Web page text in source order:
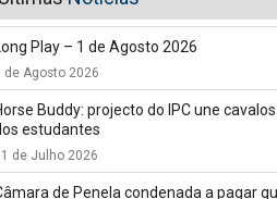
Play – 1 de Agosto 2026
de Agosto 2026
Buddy: projecto do IPC une
estudantes
de Julho 2026
de Penela condenada a pagar